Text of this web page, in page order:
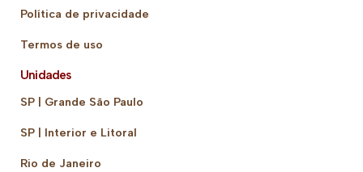
Política de privacidade
Termos de uso
Unidades
SP | Grande São Paulo
SP | Interior e Litoral
Rio de Janeiro